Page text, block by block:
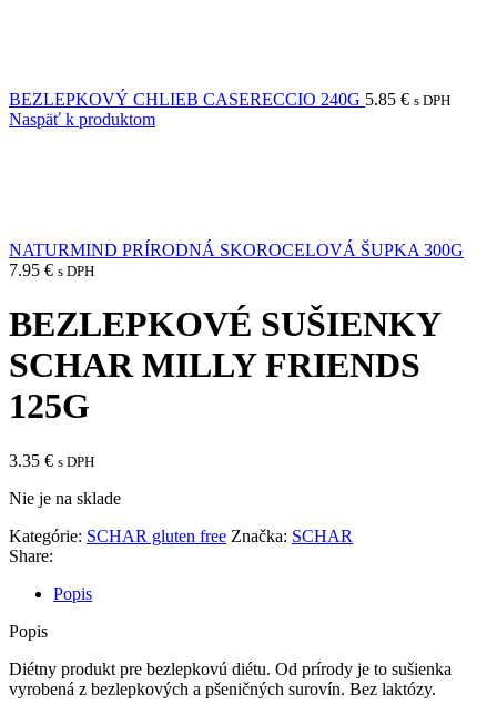
BEZLEPKOVÝ CHLIEB CASERECCIO 240G 5.85 € s DPH
Naspäť k produktom
NATURMIND PRÍRODNÁ SKOROCELOVÁ ŠUPKA 300G
7.95 € s DPH
BEZLEPKOVÉ SUŠIENKY
SCHAR MILLY FRIENDS
125G
3.35 € s DPH
Nie je na sklade
Kategórie: SCHAR gluten free Značka: SCHAR
Share:
Popis
Popis
Diétny produkt pre bezlepkovú diétu. Od prírody je to sušienka
vyrobená z bezlepkových a pšeničných surovín. Bez laktózy.